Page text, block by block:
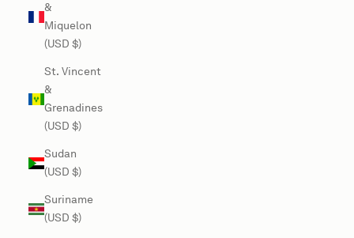
&
Miquelon
(USD $)
St. Vincent
&
Grenadines
(USD $)
Sudan
(USD $)
Suriname
(USD $)